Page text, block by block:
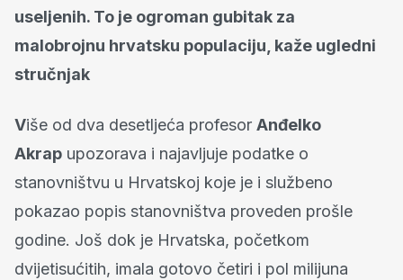
useljenih. To je ogroman gubitak za
malobrojnu hrvatsku populaciju, kaže ugledni
stručnjak
Više od dva desetljeća profesor Anđelko
Akrap upozorava i najavljuje podatke o
stanovništvu u Hrvatskoj koje je i službeno
pokazao popis stanovništva proveden prošle
godine. Još dok je Hrvatska, početkom
dvijetisućitih, imala gotovo četiri i pol milijuna